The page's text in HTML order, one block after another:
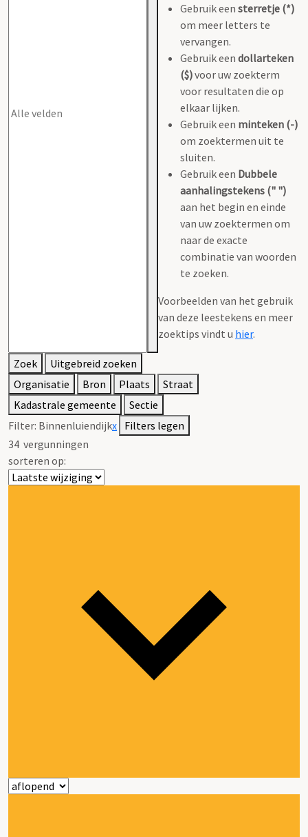
Gebruik een sterretje (*)
om meer letters te
vervangen.
Gebruik een dollarteken
($)voor uw zoekterm
voor resultaten die op
elkaar lijken.
Gebruik een minteken (-)
om zoektermen uit te
sluiten.
Gebruik een Dubbele
aanhalingstekens (" ")
aan het begin en einde
van uw zoektermen om
naar de exacte
combinatie van woorden
te zoeken.
Voorbeelden van het gebruik
van deze leestekens en meer
zoektips vindt u hier.
Zoek
Uitgebreid zoeken
Organisatie
Bron Plaats
Straat
Kadastrale gemeente
Sectie
Filter: Binnenluiendijkx Filters legen
34 vergunningen
sorteren op: